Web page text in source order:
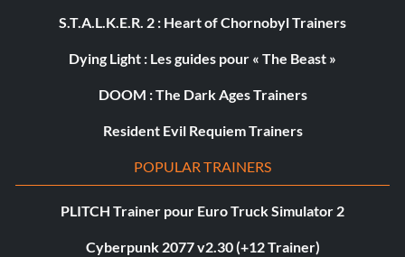
S.T.A.L.K.E.R. 2 : Heart of Chornobyl Trainers
Dying Light : Les guides pour « The Beast »
DOOM : The Dark Ages Trainers
Resident Evil Requiem Trainers
POPULAR TRAINERS
PLITCH Trainer pour Euro Truck Simulator 2
Cyberpunk 2077 v2.30 (+12 Trainer)